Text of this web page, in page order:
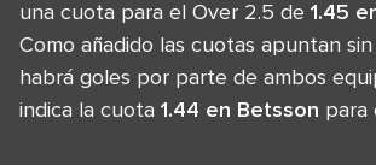
una cuota para el Over 2.5 de 1.45
Como añadido las cuotas apuntan
habrá goles por parte de ambos
indica la cuota 1.44 en Betsson para